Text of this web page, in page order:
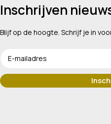
Inschrijven
Blijf op de hoogte. Schrijf je in